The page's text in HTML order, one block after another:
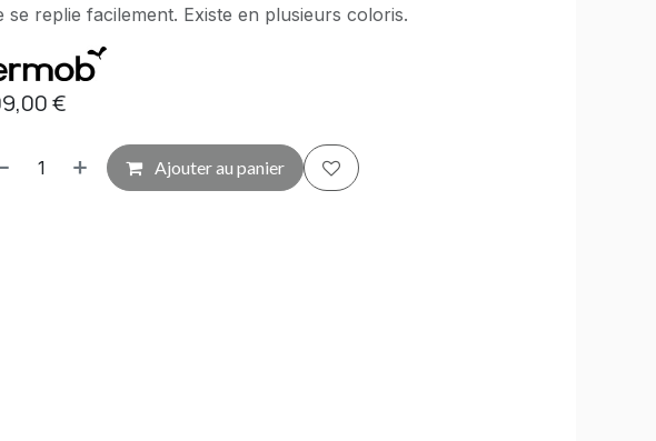
se replie facilement. Existe en plusieurs coloris.
€
Ajouter au panier